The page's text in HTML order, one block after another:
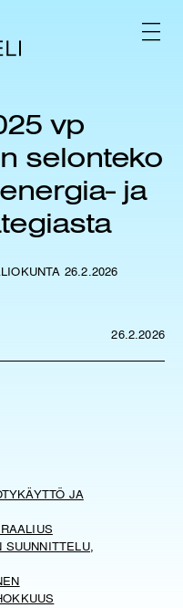
V
A
vp
selonteko
ja
26.2.2026
26.2.2026
JA